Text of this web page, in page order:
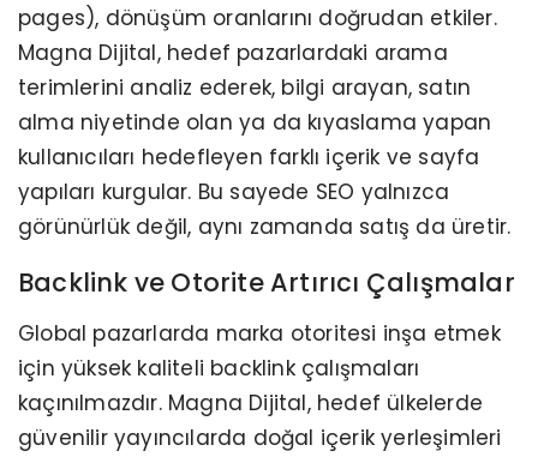
pages), dönüşüm oranlarını doğrudan etkiler.
Magna Dijital, hedef pazarlardaki arama
terimlerini analiz ederek, bilgi arayan, satın
alma niyetinde olan ya da kıyaslama yapan
kullanıcıları hedefleyen farklı içerik ve sayfa
yapıları kurgular. Bu sayede SEO yalnızca
görünürlük değil, aynı zamanda satış da üretir.
Backlink ve Otorite Artırıcı Çalışmalar
Global pazarlarda marka otoritesi inşa etmek
için yüksek kaliteli backlink çalışmaları
kaçınılmazdır. Magna Dijital, hedef ülkelerde
güvenilir yayıncılarda doğal içerik yerleşimleri